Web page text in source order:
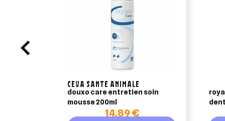
CEVA SANTE ANIMALE
douxo care entretien soin
mousse 200ml
14,89 €